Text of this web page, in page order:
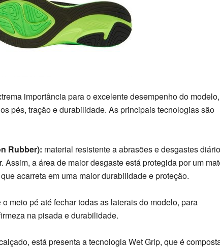
importância para o excelente desempenho do
pés, tração e durabilidade. As principais tecnologias são
Rubber): material resistente a abrasões e desgastes
Assim, a área de maior desgaste está protegida por um
acarreta em uma maior durabilidade e proteção.
meio pé até fechar todas as laterais do modelo, para
na pisada e durabilidade.
está presenta a tecnologia Wet Grip, que é